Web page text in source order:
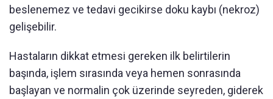
beslenemez ve tedavi gecikirse doku kaybı (nekroz)
gelişebilir.
Hastaların dikkat etmesi gereken ilk belirtilerin
başında, işlem sırasında veya hemen sonrasında
başlayan ve normalin çok üzerinde seyreden, giderek